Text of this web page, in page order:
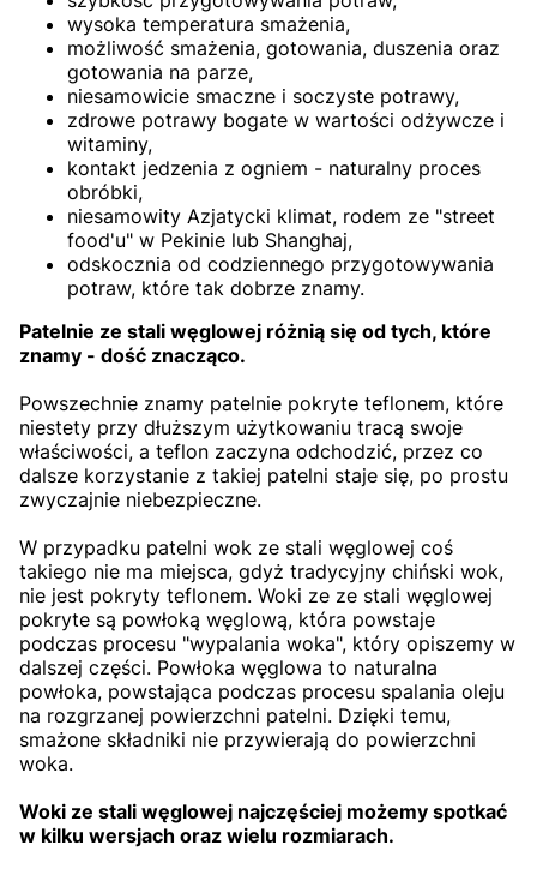
wysoka temperatura smażenia,
możliwość smażenia, gotowania, duszenia oraz
gotowania na parze,
niesamowicie smaczne i soczyste potrawy,
zdrowe potrawy bogate w wartości odżywcze i
witaminy,
kontakt jedzenia z ogniem - naturalny proces
obróbki,
niesamowity Azjatycki klimat, rodem ze "street
food'u" w Pekinie lub Shanghaj,
odskocznia od codziennego przygotowywania
potraw, które tak dobrze znamy.
Patelnie ze stali węglowej różnią się od tych, które
znamy - dość znacząco.
Powszechnie znamy patelnie pokryte teflonem, które
niestety przy dłuższym użytkowaniu tracą swoje
właściwości, a teflon zaczyna odchodzić, przez co
dalsze korzystanie z takiej patelni staje się, po prostu
zwyczajnie niebezpieczne.
W przypadku patelni wok ze stali węglowej coś
takiego nie ma miejsca, gdyż tradycyjny chiński wok,
nie jest pokryty teflonem. Woki ze ze stali węglowej
pokryte są powłoką węglową, która powstaje
podczas procesu "wypalania woka", który opiszemy w
dalszej części. Powłoka węglowa to naturalna
powłoka, powstająca podczas procesu spalania oleju
na rozgrzanej powierzchni patelni. Dzięki temu,
smażone składniki nie przywierają do powierzchni
woka.
Woki ze stali węglowej najczęściej możemy spotkać
w kilku wersjach oraz wielu rozmiarach.